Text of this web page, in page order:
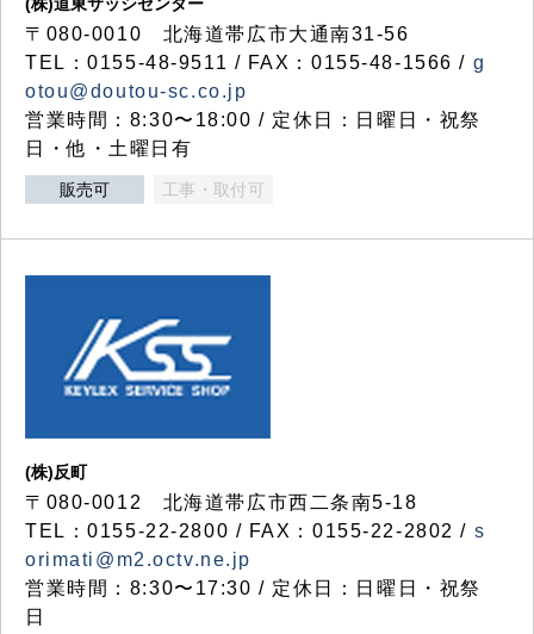
〒080-0010 北海道帯広市大通南31-56
TEL：0155-48-9511 / FAX：0155-48-1566 / g
otou@doutou-sc.co.jp
営業時間：8:30〜18:00 / 定休日：日曜日・祝祭
日・他・土曜日有
販売可 工事・取付可
(株)反町
〒080-0012 北海道帯広市西二条南5-18
TEL：0155-22-2800 / FAX：0155-22-2802 / s
orimati@m2.octv.ne.jp
営業時間：8:30〜17:30 / 定休日：日曜日・祝祭
日